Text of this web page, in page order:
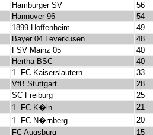
Hamburger SV
56
Hannover 96
54
1899 Hoffenheim
49
Bayer 04 Leverkusen
48
FSV Mainz 05
40
Hertha BSC
40
1. FC Kaiserslautern
33
VfB Stuttgart
28
SC Freiburg
25
1. FC K�ln
21
1. FC N�rnberg
20
FC Augsburg
15